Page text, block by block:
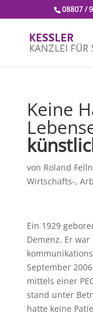
08807 /
Keine
von Roland
Wirtschafts-,
Ein 1929
Demenz. Er
September
mittels einer
stand unter
hatte keine